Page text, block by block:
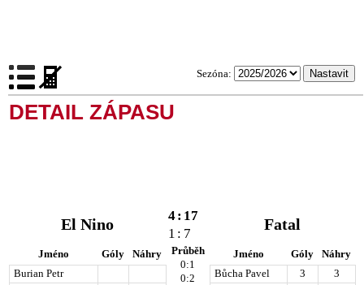
Sezóna:
DETAIL ZÁPASU
El Nino 4: 17
1 : 7
Fatal
Jméno Góly
Náhry
Burian Petr
Průběh
0:1
0:2
Jméno Góly
Náhry
Bůcha Pavel
3
3